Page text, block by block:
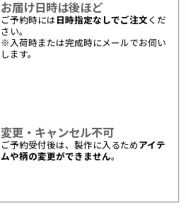
お届け日時は後ほど
ご予約時には 日時指定なしでご注文 くだ
さい。
※入荷時または完成時にメールでお伺い
します。
変更・キャンセル不可
ご予約受付後は、製作に入るため アイテ
ムや柄の変更ができません。